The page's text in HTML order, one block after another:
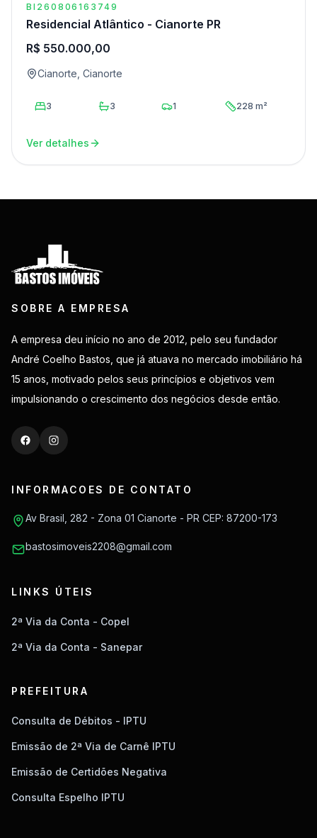
BI260806163749
Residencial Atlântico - Cianorte PR
R$ 550.000,00
Cianorte, Cianorte
3 3 1 228 m²
Ver detalhes
SOBRE A EMPRESA
A empresa deu início no ano de 2012, pelo seu fundador
André Coelho Bastos, que já atuava no mercado imobiliário há
15 anos, motivado pelos seus princípios e objetivos vem
impulsionando o crescimento dos negócios desde então.
INFORMACOES DE CONTATO
Av Brasil, 282 - Zona 01 Cianorte - PR CEP: 87200-173
bastosimoveis2208@gmail.com
LINKS ÚTEIS
2ª Via da Conta - Copel
2ª Via da Conta - Sanepar
PREFEITURA
Consulta de Débitos - IPTU
Emissão de 2ª Via de Carnê IPTU
Emissão de Certidões Negativa
Consulta Espelho IPTU